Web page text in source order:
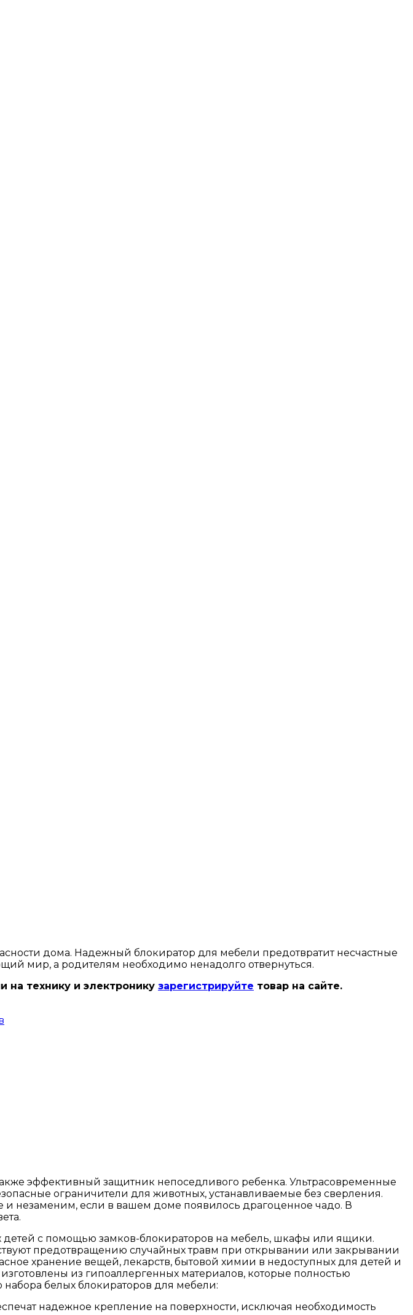
дома. Надежный блокиратор для мебели предотвратит несчастные
мир, а родителям необходимо ненадолго отвернуться.
технику и электронику зарегистрируйте товар на сайте.
эффективный защитник непоседливого ребенка. Ультрасовременные
ограничители для животных, устанавливаемые без сверления.
и незаменим, если в вашем доме появилось драгоценное чадо. В
детей с помощью замков-блокираторов на мебель, шкафы или ящики.
предотвращению случайных травм при открывании или закрывании
хранение вещей, лекарств, бытовой химии в недоступных для детей и
из гипоаллергенных материалов, которые полностью
белых блокираторов для мебели:
надежное крепление на поверхности, исключая необходимость